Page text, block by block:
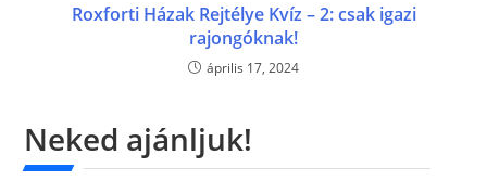
Roxforti Házak Rejtélye Kvíz – 2: csak igazi
rajongóknak!
április 17, 2024
Neked ajánljuk!